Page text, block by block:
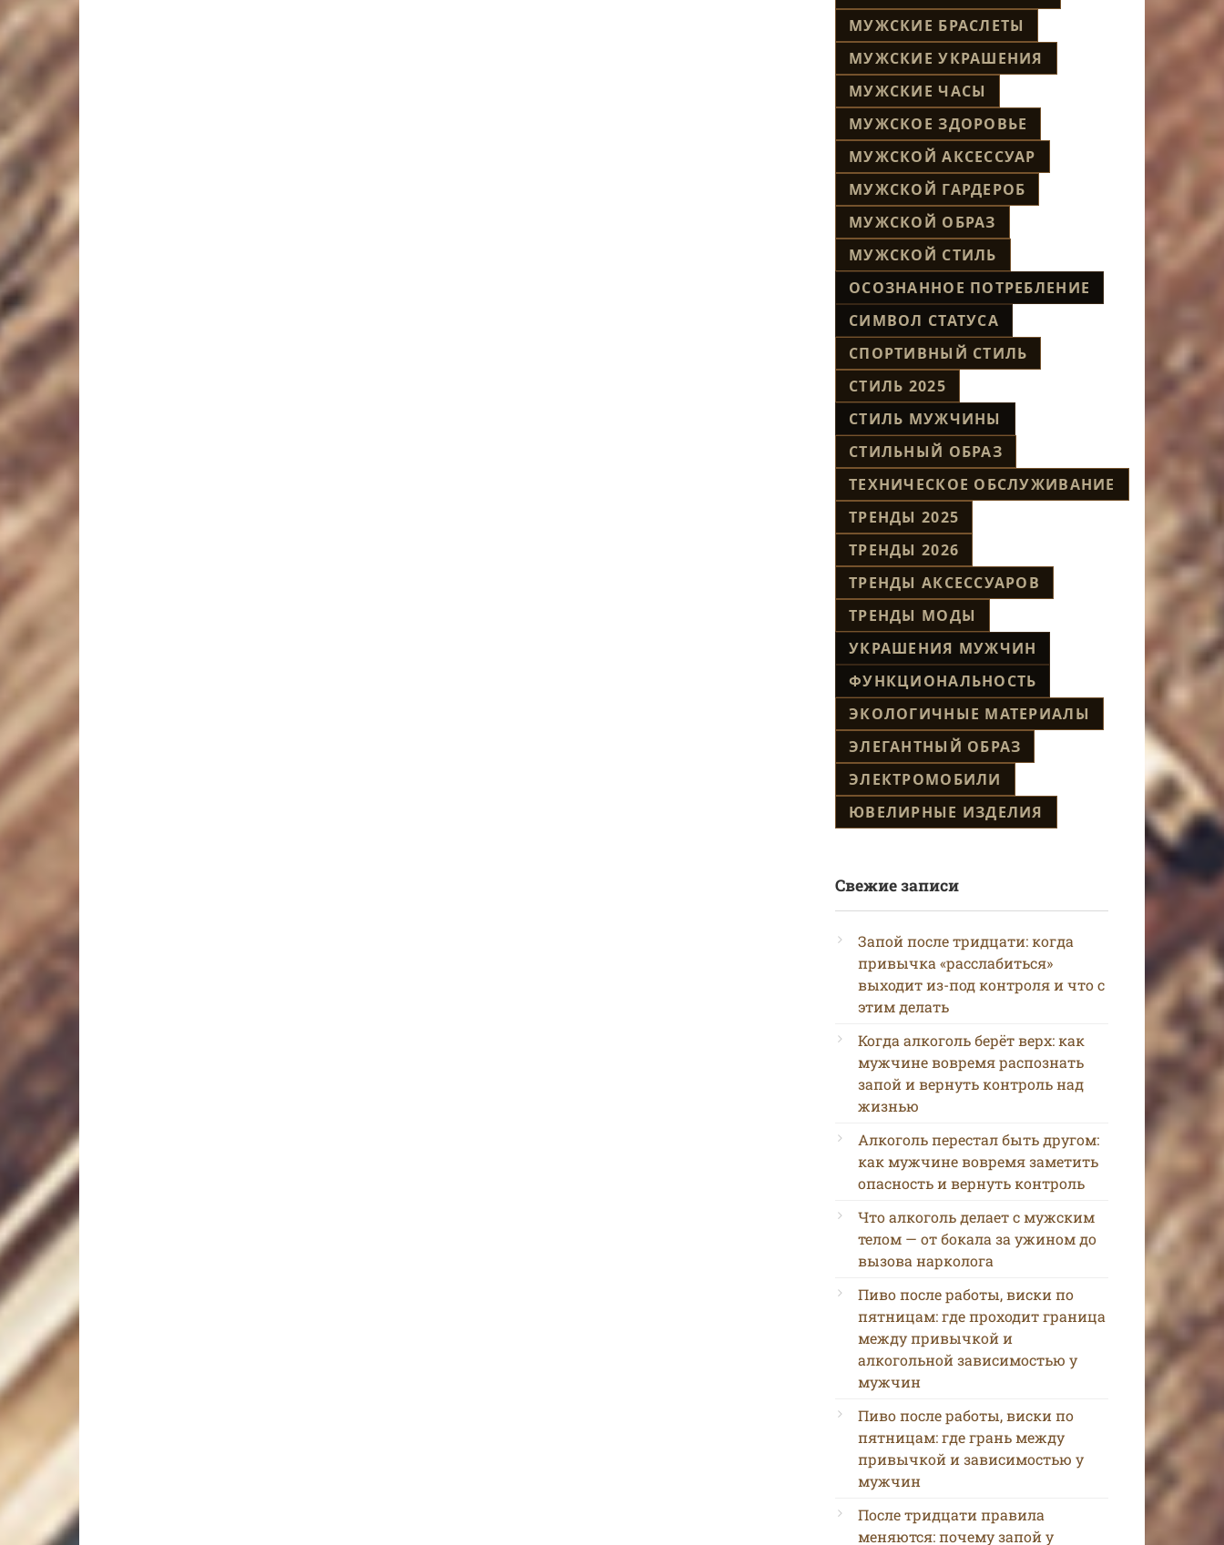
МУЖСКИЕ БРАСЛЕТЫ
МУЖСКИЕ УКРАШЕНИЯ
МУЖСКИЕ ЧАСЫ
МУЖСКОЕ ЗДОРОВЬЕ
МУЖСКОЙ АКСЕССУАР
МУЖСКОЙ ГАРДЕРОБ
МУЖСКОЙ ОБРАЗ
МУЖСКОЙ СТИЛЬ
ОСОЗНАННОЕ ПОТРЕБЛЕНИЕ
СИМВОЛ СТАТУСА
СПОРТИВНЫЙ СТИЛЬ
СТИЛЬ 2025
СТИЛЬ МУЖЧИНЫ
СТИЛЬНЫЙ ОБРАЗ
ТЕХНИЧЕСКОЕ ОБСЛУЖИВАНИЕ
ТРЕНДЫ 2025
ТРЕНДЫ 2026
ТРЕНДЫ АКСЕССУАРОВ
ТРЕНДЫ МОДЫ
УКРАШЕНИЯ МУЖЧИН
ФУНКЦИОНАЛЬНОСТЬ
ЭКОЛОГИЧНЫЕ МАТЕРИАЛЫ
ЭЛЕГАНТНЫЙ ОБРАЗ
ЭЛЕКТРОМОБИЛИ
ЮВЕЛИРНЫЕ ИЗДЕЛИЯ
Свежие записи
Запой после тридцати: когда
привычка «расслабиться»
выходит из-под контроля и что с
этим делать
Когда алкоголь берёт верх: как
мужчине вовремя распознать
запой и вернуть контроль над
жизнью
Алкоголь перестал быть другом:
как мужчине вовремя заметить
опасность и вернуть контроль
Что алкоголь делает с мужским
телом — от бокала за ужином до
вызова нарколога
Пиво после работы, виски по
пятницам: где проходит граница
между привычкой и
алкогольной зависимостью у
мужчин
Пиво после работы, виски по
пятницам: где грань между
привычкой и зависимостью у
мужчин
После тридцати правила
меняются: почему запой у